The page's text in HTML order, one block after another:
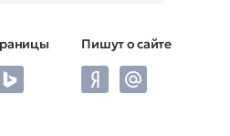
Пишут о сайте